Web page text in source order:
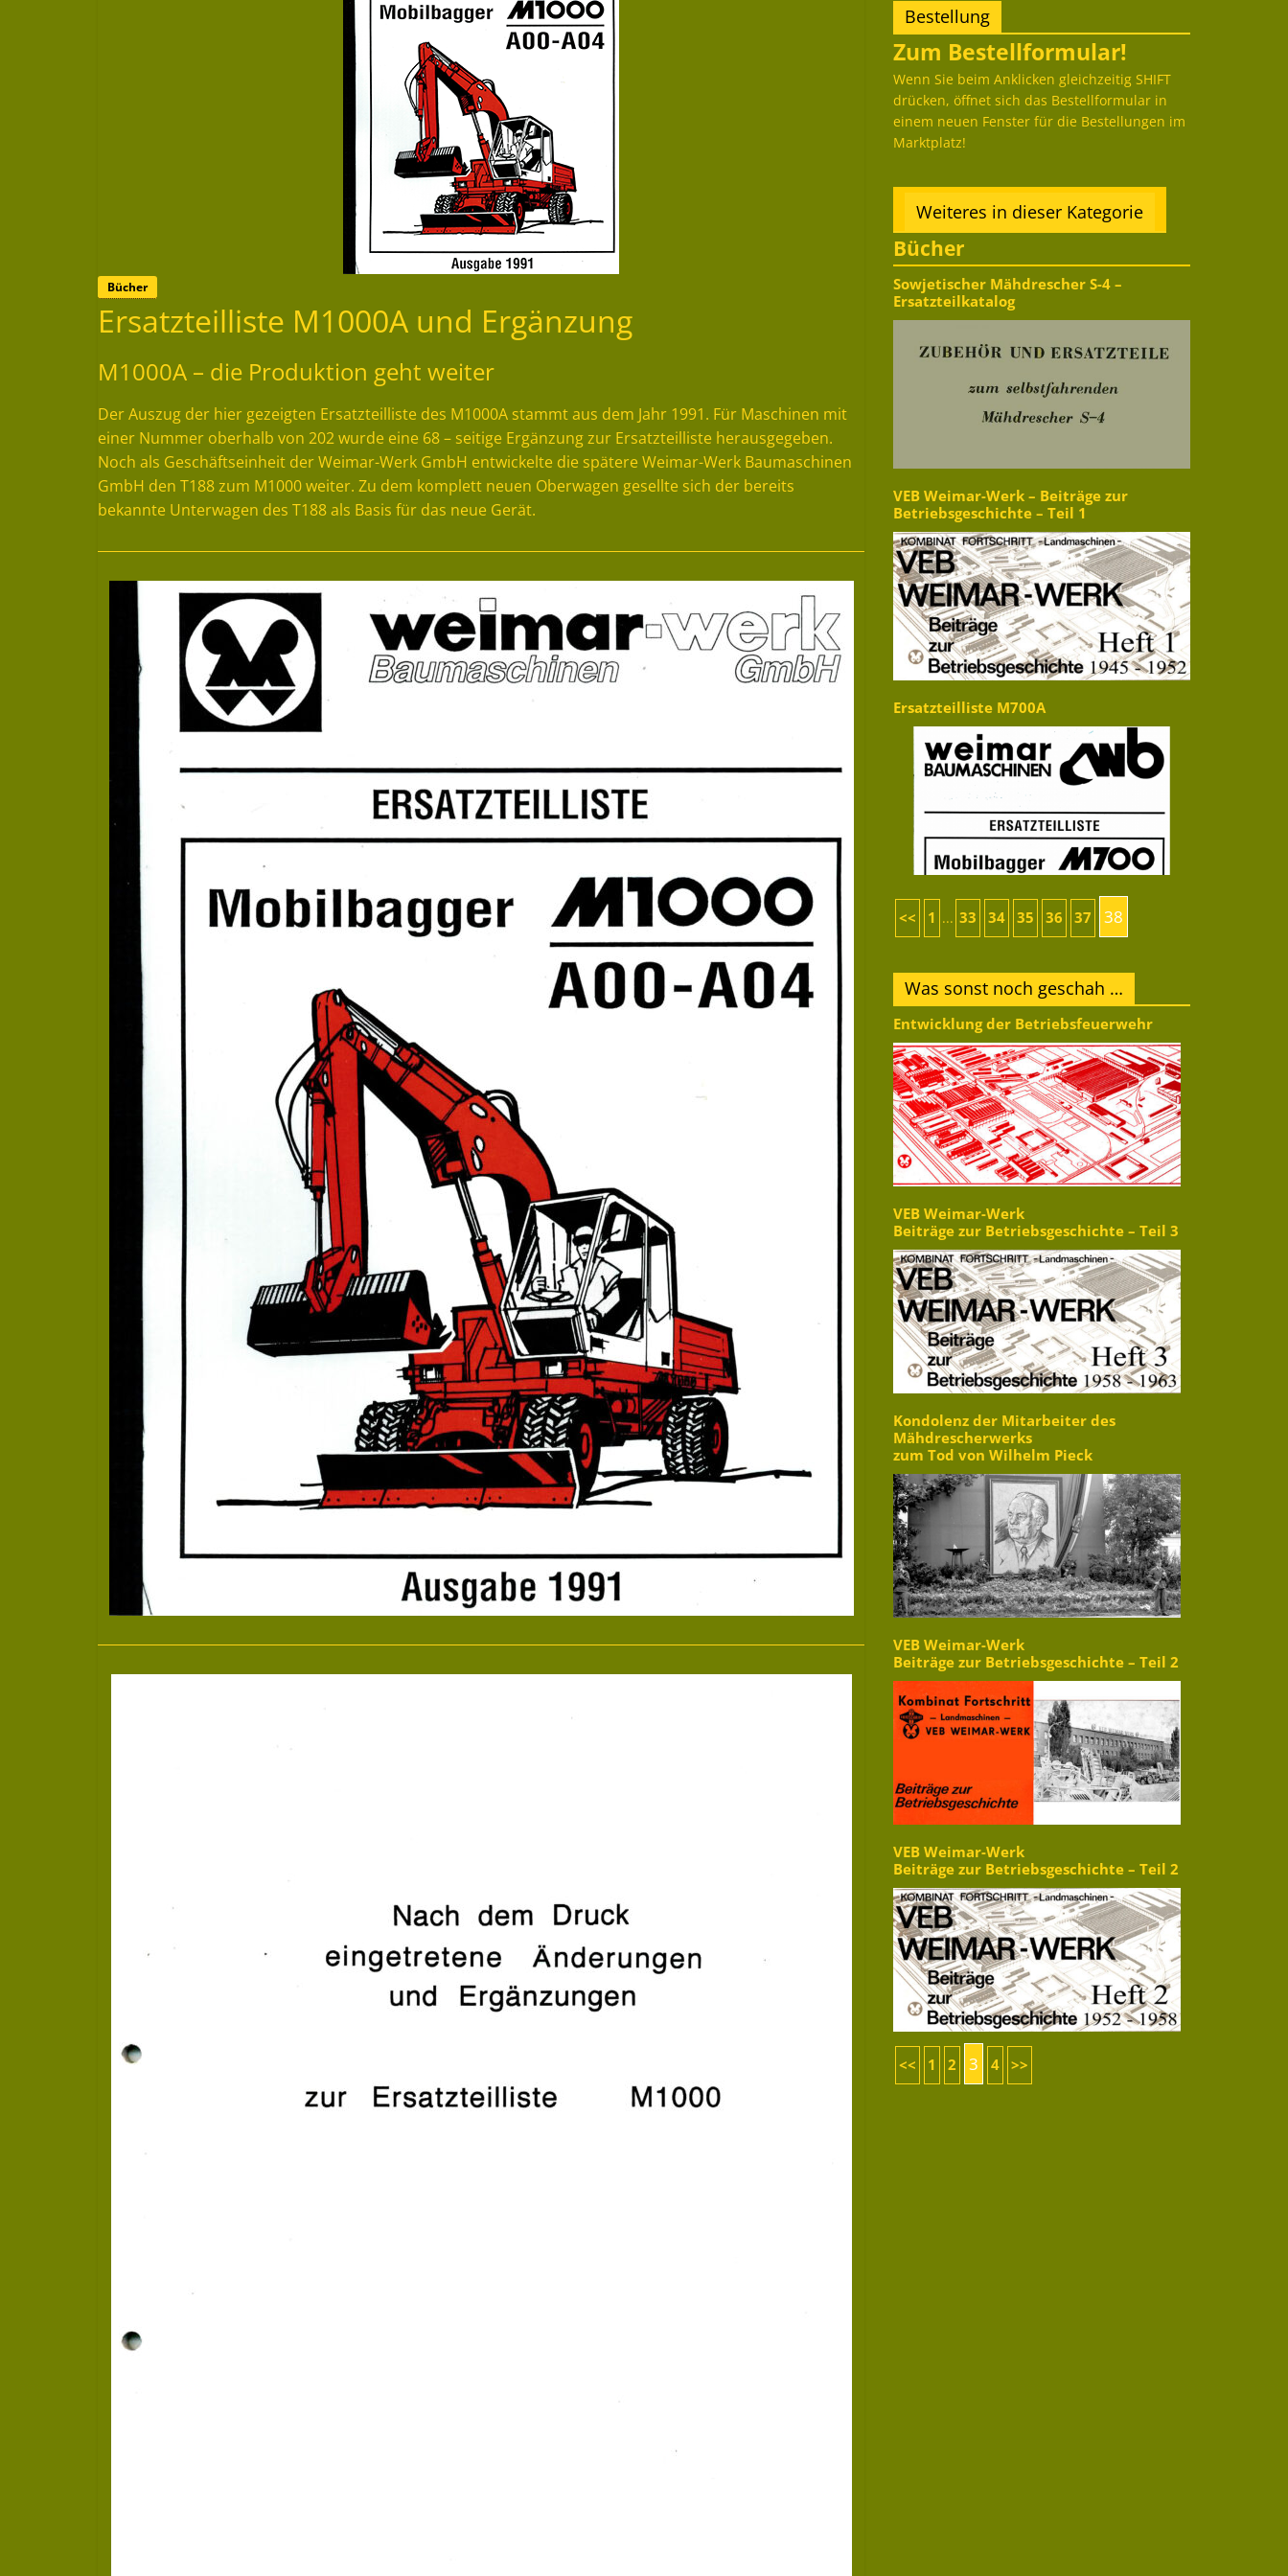
Bücher
Ersatzteilliste M1000A und Ergänzung
M1000A – die Produktion geht weiter
Der Auszug der hier gezeigten Ersatzteilliste des M1000A stammt aus dem Jahr 1991. Für Maschinen mit
einer Nummer oberhalb von 202 wurde eine 68 – seitige Ergänzung zur Ersatzteilliste herausgegeben.
Noch als Geschäftseinheit der Weimar-Werk GmbH entwickelte die spätere Weimar-Werk Baumaschinen
GmbH den T188 zum M1000 weiter. Zu dem komplett neuen Oberwagen gesellte sich der bereits
bekannte Unterwagen des T188 als Basis für das neue Gerät.
Bestellung
Zum Bestellformular!
Wenn Sie beim Anklicken gleichzeitig SHIFT
drücken, öffnet sich das Bestellformular in
einem neuen Fenster für die Bestellungen im
Marktplatz!
Weiteres in dieser Kategorie
Bücher
Sowjetischer Mähdrescher S-4 –
Ersatzteilkatalog
VEB Weimar-Werk – Beiträge zur
Betriebsgeschichte – Teil 1
Ersatzteilliste M700A
<< 1 ... 33 34 35 36 37 38
Was sonst noch geschah …
Entwicklung der Betriebsfeuerwehr
VEB Weimar-Werk
Beiträge zur Betriebsgeschichte – Teil 3
Kondolenz der Mitarbeiter des
Mähdrescherwerks
zum Tod von Wilhelm Pieck
VEB Weimar-Werk
Beiträge zur Betriebsgeschichte – Teil 2
VEB Weimar-Werk
Beiträge zur Betriebsgeschichte – Teil 2
<< 1 2 3 4 >>